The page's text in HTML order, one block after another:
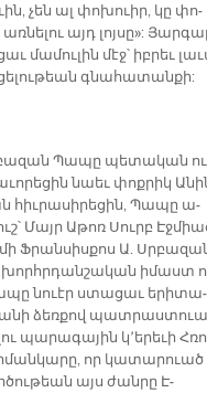
չեն ալ փո­խուիր, կը փո­
այդ լոյ­սը»:
մա­մու­լին մէջ՝ իբ­րեւ
գնա­հա­տան­քի:
Պա­պը պե­տա­կան ու
նաեւ փոք­րիկ
հիւ­րա­սի­րե­ցին, Պա­պը ա­
Մայր Ա­թոռ Սուրբ
Ֆրան­սիս­քոս Ա.
խորհր­դան­շա­կան ի­մաստ
նուէր ստա­ցաւ ե­րի­տա­
ձեռ­քով
պա­րա­գա­յին կ՚ե­րե­ւի
որ կա­տա­րուած
այս ժան­րը Է­